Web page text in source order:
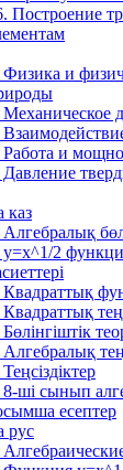
Построение
Физика и
Механическое
Работа и
Давление
каз
Алгебралық
у=х^1/2
Квадраттық
Квадраттық
Бөлінгіштік
Алгебралық
8-ші сынып
есептер
рус